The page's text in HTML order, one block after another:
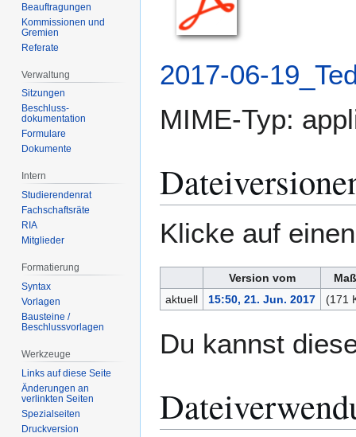
2017-06-
MIME-Typ:
Klicke auf
Version vom
aktuell
15:50, 21. Jun. 2017 (171
Du kannst
Beauftragungen
Kommissionen und
Gremien
Referate
Verwaltung
Sitzungen
Beschluss-
dokumentation
Formulare
Dokumente
Intern
Studierendenrat
Fachschaftsräte
RIA
Mitglieder
Formatierung
Syntax
Vorlagen
Bausteine /
Beschlussvorlagen
Werkzeuge
Links auf diese Seite
Änderungen an
verlinkten Seiten
Spezialseiten
Druckversion